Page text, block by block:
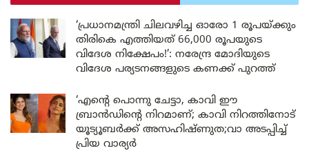
‘പ്രധാനമന്ത്രി ചിലവഴിച്ച ഓരോ 1 രൂപയ്ക്കും
തിരികെ എത്തിയത് 66,000 രൂപയുടെ
വിദേശ നിക്ഷേപം!’: നരേന്ദ്ര മോദിയുടെ
വിദേശ പര്യടനങ്ങളുടെ കണക്ക് പുറത്ത്
‘എന്റെ പൊന്നു ചേട്ടാ, കാവി ഈ
ബ്രാൻഡിന്റെ നിറമാണ്; കാവി നിറത്തിനോട്
യൂട്യൂബർക്ക് അസഹിഷ്ണുത;വാ അടപ്പിച്ച്
പ്രിയ വാര്യർ